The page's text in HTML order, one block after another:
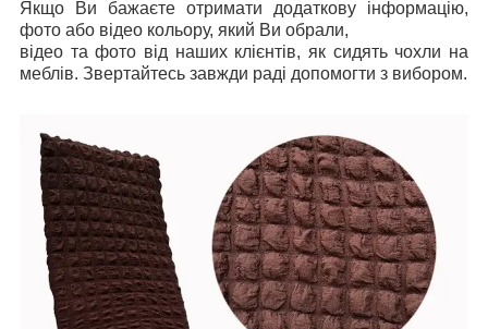
Якщо Ви бажаєте отримати додаткову інформацію,
фото або відео кольору, який Ви обрали,
відео та фото від наших клієнтів, як сидять чохли на
меблів. Звертайтесь завжди раді допомогти з вибором.